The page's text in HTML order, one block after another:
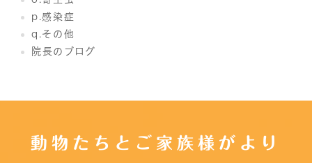
p.感染症
q.その他
院長のブログ
動物たちとご家族様がより